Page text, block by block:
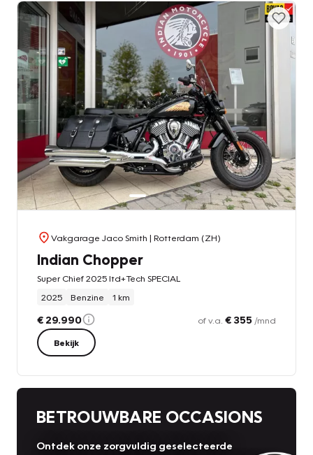
Vakgarage Jaco Smith | Rotterdam (ZH)
Indian Chopper
Super Chief 2025 ltd+Tech SPECIAL
2025
Benzine 1 km
€ 29.990 of v.a. € 355 /mnd
Bekijk
BETROUWBARE OCCASIONS
Ontdek onze zorgvuldig geselecteerde